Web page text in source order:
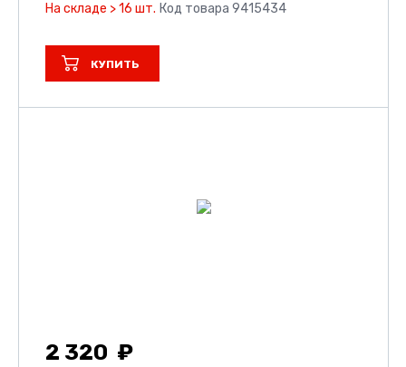
На складе > 16 шт. Код товара 9415434
КУПИТЬ
2 320